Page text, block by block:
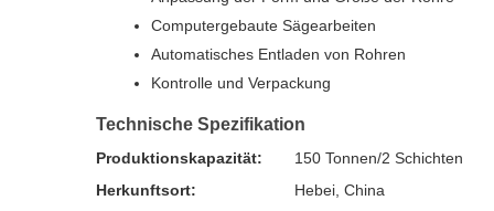
Computergebaute Sägearbeiten
Automatisches Entladen von Rohren
Kontrolle und Verpackung
Technische Spezifikation
Produktionskapazität:
150 Tonnen/2 Schichten
Herkunftsort:
Hebei, China